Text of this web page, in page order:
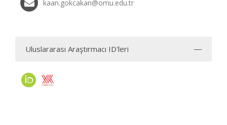
kaan.gokcakan@omu.edu.tr
Uluslararası Araştırmacı ID'leri